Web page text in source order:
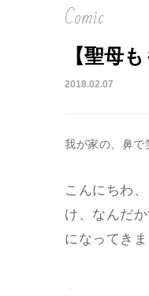
Comic
【聖母
2018.02.07
我が家の、鼻で
こんにちわ
け、なんだ
になってきま